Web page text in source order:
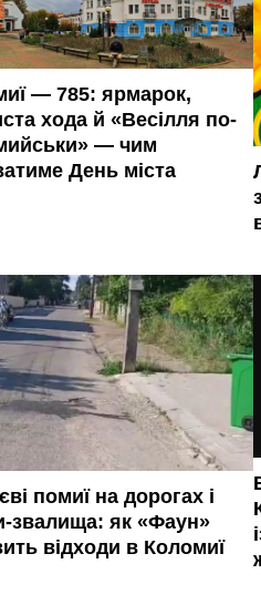
— 785: ярмарок,
хода й «Весілля по-
— чим
День міста
помиї на дорогах і
звалища: як «Фаун»
відходи в Коломиї